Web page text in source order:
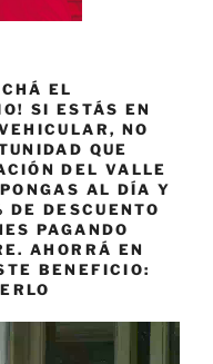
EL
SI ESTÁS EN
NO
QUE
DEL VALLE
AL DÍA Y
DESCUENTO
PAGANDO
AHORRÁ EN
BENEFICIO: